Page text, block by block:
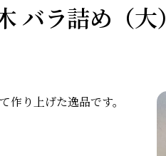
バラ詰め（大）
り上げた逸品です。